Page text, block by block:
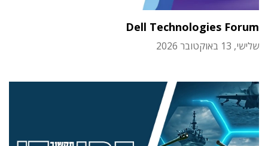
Dell Technologies Forum
שלישי, 13 באוקטובר 2026